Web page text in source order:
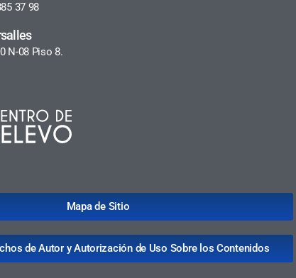
37 98
N-08 Piso 8.
Mapa de Sitio
de Autor y Autorización de Uso Sobre los Contenidos